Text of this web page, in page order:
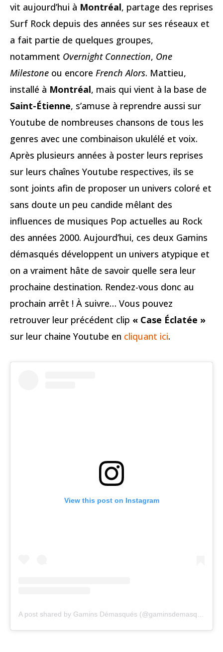
vit aujourd’hui à Montréal, partage des reprises
Surf Rock depuis des années sur ses réseaux et
a fait partie de quelques groupes,
notamment Overnight Connection, One
Milestone ou encore French Alors. Mattieu,
installé à Montréal, mais qui vient à la base de
Saint-Étienne, s’amuse à reprendre aussi sur
Youtube de nombreuses chansons de tous les
genres avec une combinaison ukulélé et voix.
Après plusieurs années à poster leurs reprises
sur leurs chaînes Youtube respectives, ils se
sont joints afin de proposer un univers coloré et
sans doute un peu candide mêlant des
influences de musiques Pop actuelles au Rock
des années 2000. Aujourd’hui, ces deux Gamins
démasqués développent un univers atypique et
on a vraiment hâte de savoir quelle sera leur
prochaine destination. Rendez-vous donc au
prochain arrêt ! À suivre… Vous pouvez
retrouver leur précédent clip « Case Éclatée »
sur leur chaine Youtube en cliquant ici.
View this post on Instagram